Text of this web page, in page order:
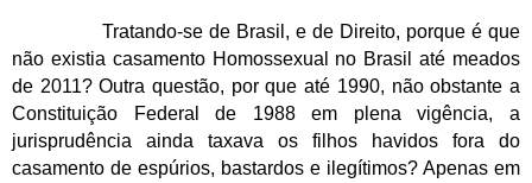
Tratando-se de Brasil, e de Direito, porque é que
não existia casamento Homossexual no Brasil até meados
de 2011? Outra questão, por que até 1990, não obstante a
Constituição Federal de 1988 em plena vigência, a
jurisprudência ainda taxava os filhos havidos fora do
casamento de espúrios, bastardos e ilegítimos? Apenas em